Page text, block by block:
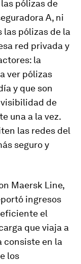
pólizas de
A, ni
las pólizas de la
red privada y
la
ver pólizas
y que son
de
una a la vez.
las redes del
seguro y
Maersk Line,
ingresos
eficiente el
que viaja a
consiste en la
los